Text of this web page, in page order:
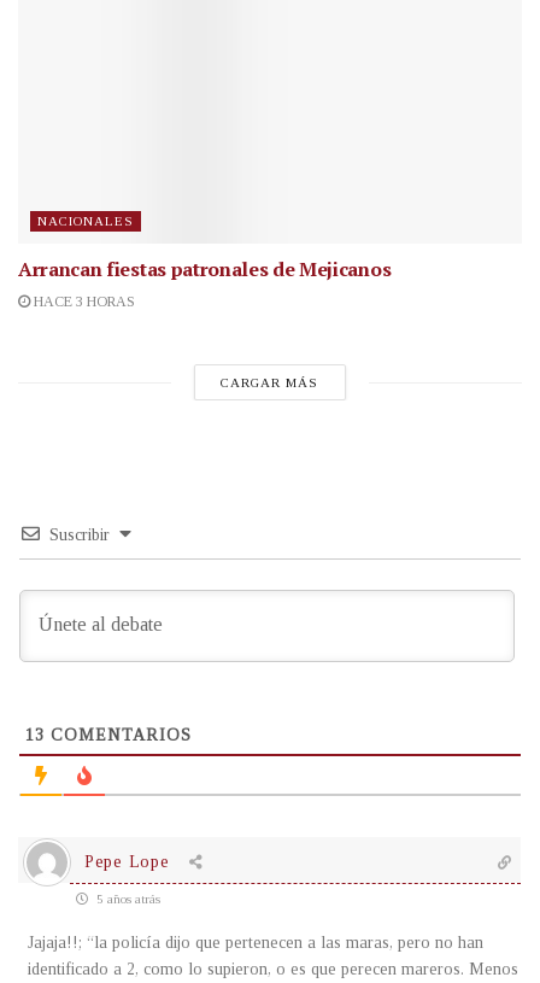
NACIONALES
Arrancan fiestas patronales de Mejicanos
HACE 3 HORAS
CARGAR MÁS
Suscribir
13 COMENTARIOS
Pepe Lope
5 años atrás
Jajaja!!; “la policía dijo que pertenecen a las maras, pero no han
identificado a 2, como lo supieron, o es que perecen mareros. Menos